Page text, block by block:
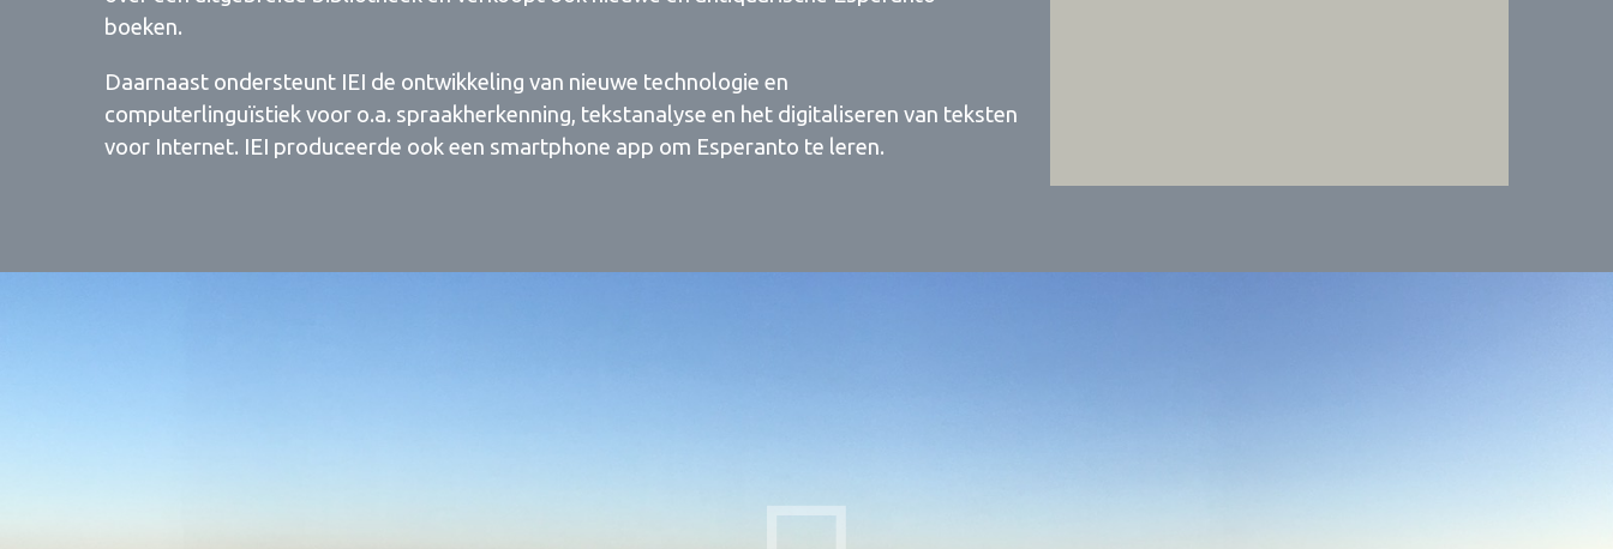
boeken.
Daarnaast ondersteunt IEI de ontwikkeling van nieuwe technologie en
computerlinguïstiek voor o.a. spraakherkenning, tekstanalyse en het digitaliseren van teksten
voor Internet. IEI produceerde ook een smartphone app om Esperanto te leren.